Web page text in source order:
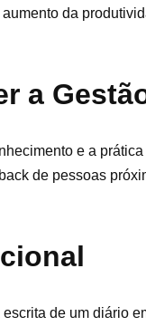
da
a
e a
de pessoas
de um diário